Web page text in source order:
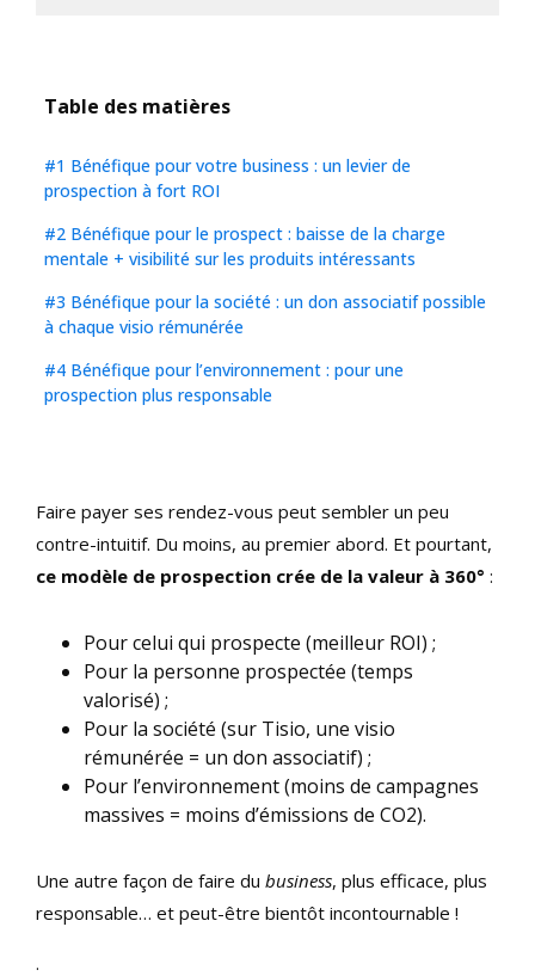
Table des matières
#1 Bénéfique pour votre business : un levier de
prospection à fort ROI
#2 Bénéfique pour le prospect : baisse de la charge
mentale + visibilité sur les produits intéressants
#3 Bénéfique pour la société : un don associatif possible
à chaque visio rémunérée
#4 Bénéfique pour l’environnement : pour une
prospection plus responsable
Faire payer ses rendez-vous peut sembler un peu
contre-intuitif. Du moins, au premier abord. Et pourtant,
ce modèle de prospection crée de la valeur à 360° :
Pour celui qui prospecte (meilleur ROI) ;
Pour la personne prospectée (temps
valorisé) ;
Pour la société (sur Tisio, une visio
rémunérée = un don associatif) ;
Pour l’environnement (moins de campagnes
massives = moins d’émissions de CO2).
Une autre façon de faire du business, plus efficace, plus
responsable… et peut-être bientôt incontournable !
.